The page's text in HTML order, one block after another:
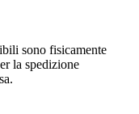
sono fisicamente
la spedizione